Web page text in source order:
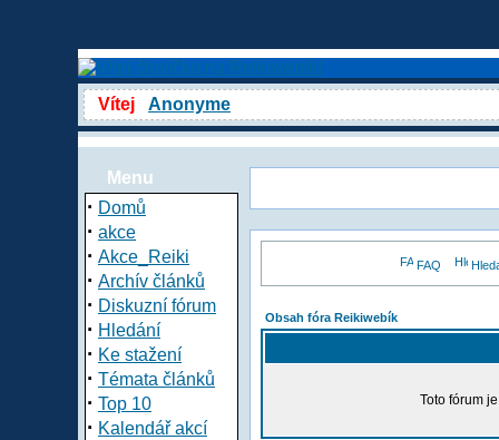
Vítej Anonyme
Menu
· Domů
· akce
· Akce_Reiki
· Archív článků
· Diskuzní fórum
· Hledání
· Ke stažení
· Témata článků
· Top 10
· Kalendář akcí
FAQ
Obsah fóra Reikiwebík
Toto fórum